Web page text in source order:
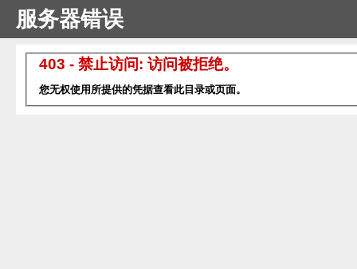
服务器错误
403 - 禁止访问: 访问被拒绝。
您无权使用所提供的凭据查看此目录或页面。